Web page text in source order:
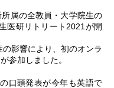
属の全教員・大学院生の
医研リトリート2021が開
影響により、初のオンラ
参加しました。
口頭発表が今年も英語で